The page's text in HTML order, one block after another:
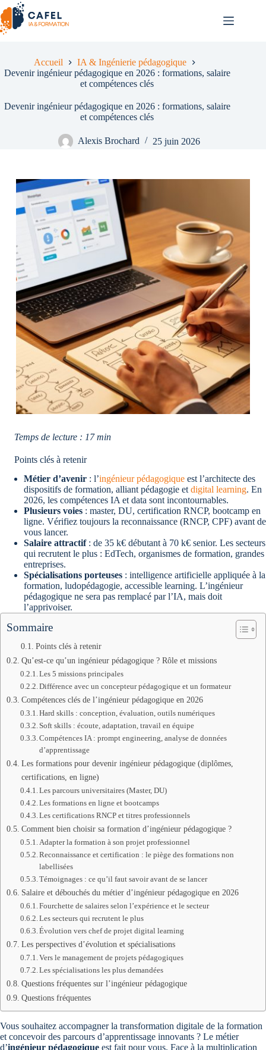
Passer
au
contenu
Accueil
IA & Ingénierie pédagogique
Devenir ingénieur pédagogique en 2026 : formations, salaire
et compétences clés
Devenir ingénieur pédagogique en 2026 : formations, salaire
et compétences clés
Alexis Brochard 25 juin 2026
Temps de lecture : 17 min
Points clés à retenir
Métier d’avenir : l’ingénieur pédagogique est l’architecte des
dispositifs de formation, alliant pédagogie et digital learning. En
2026, les compétences IA et data sont incontournables.
Plusieurs voies : master, DU, certification RNCP, bootcamp en
ligne. Vérifiez toujours la reconnaissance (RNCP, CPF) avant de
vous lancer.
Salaire attractif: de 35 k€ débutant à 70 k€ senior. Les secteurs
qui recrutent le plus : EdTech, organismes de formation, grandes
entreprises.
Spécialisations porteuses : intelligence artificielle appliquée à la
formation, ludopédagogie, accessible learning. L’ingénieur
pédagogique ne sera pas remplacé par l’IA, mais doit
l’apprivoiser.
Sommaire
Points clés à retenir
Qu’est-ce qu’un ingénieur pédagogique ? Rôle et missions
Les 5 missions principales
Différence avec un concepteur pédagogique et un formateur
Compétences clés de l’ingénieur pédagogique en 2026
Hard skills : conception, évaluation, outils numériques
Soft skills : écoute, adaptation, travail en équipe
Compétences IA : prompt engineering, analyse de données
d’apprentissage
Les formations pour devenir ingénieur pédagogique (diplômes,
certifications, en ligne)
Les parcours universitaires (Master, DU)
Les formations en ligne et bootcamps
Les certifications RNCP et titres professionnels
Comment bien choisir sa formation d’ingénieur pédagogique ?
Adapter la formation à son projet professionnel
Reconnaissance et certification : le piège des formations non
labellisées
Témoignages : ce qu’il faut savoir avant de se lancer
Salaire et débouchés du métier d’ingénieur pédagogique en 2026
Fourchette de salaires selon l’expérience et le secteur
Les secteurs qui recrutent le plus
Évolution vers chef de projet digital learning
Les perspectives d’évolution et spécialisations
Vers le management de projets pédagogiques
Les spécialisations les plus demandées
Questions fréquentes sur l’ingénieur pédagogique
Questions fréquentes
Vous souhaitez accompagner la transformation digitale de la formation
et concevoir des parcours d’apprentissage innovants ? Le métier
d’ingénieur pédagogique est fait pour vous. Face à la multiplication